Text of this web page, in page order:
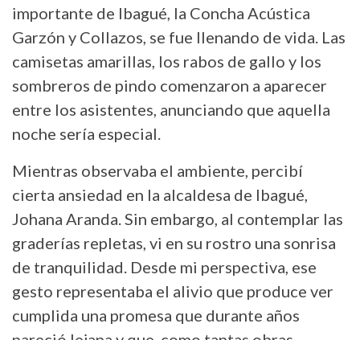
importante de Ibagué, la Concha Acústica
Garzón y Collazos, se fue llenando de vida. Las
camisetas amarillas, los rabos de gallo y los
sombreros de pindo comenzaron a aparecer
entre los asistentes, anunciando que aquella
noche sería especial.
Mientras observaba el ambiente, percibí
cierta ansiedad en la alcaldesa de Ibagué,
Johana Aranda. Sin embargo, al contemplar las
graderías repletas, vi en su rostro una sonrisa
de tranquilidad. Desde mi perspectiva, ese
gesto representaba el alivio que produce ver
cumplida una promesa que durante años